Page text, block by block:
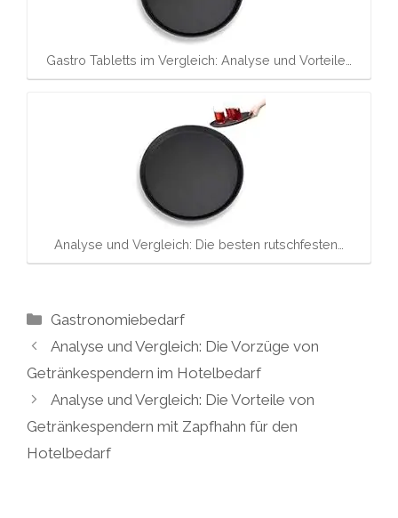
Gastro Tabletts im Vergleich: Analyse und Vorteile…
Analyse und Vergleich: Die besten rutschfesten…
Kategorien
Gastronomiebedarf
Analyse und Vergleich: Die Vorzüge von
Getränkespendern im Hotelbedarf
Analyse und Vergleich: Die Vorteile von
Getränkespendern mit Zapfhahn für den
Hotelbedarf